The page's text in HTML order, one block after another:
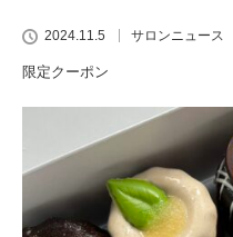
2024.11.5 サロンニュース
限定クーポン